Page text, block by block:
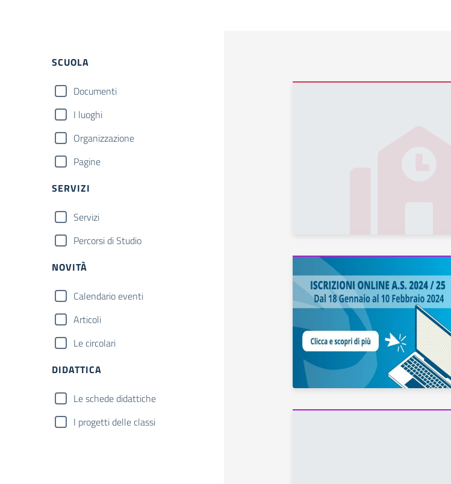
SCUOLA
Documenti
I luoghi
Organizzazione
Pagine
SERVIZI
Servizi
Percorsi di Studio
NOVITÀ
Calendario eventi
Articoli
Le circolari
DIDATTICA
Le schede didattiche
I progetti delle classi